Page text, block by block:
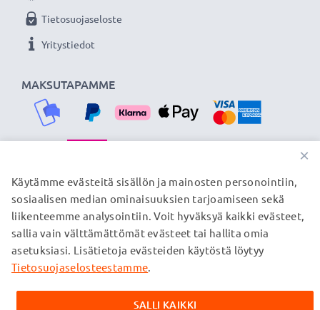
MAKSUTAPAMME
Tietosuojaseloste
Yritystiedot
TOIMITUSKUMPPANIMME
© subtel.fi 2026
Kaikki hinnat sisältävät arvonlisäveron, mutta ei
toimituskuluja. Kaikki sivuillamme mainitut tavaramerkit ovat
verkkosivuillamme ainoastaan tuotteitamme koskevan
×
Käytämme evästeitä sisällön ja mainosten personointiin,
sosiaalisen median ominaisuuksien tarjoamiseen sekä
liikenteemme analysointiin. Voit hyväksyä kaikki evästeet,
sallia vain välttämättömät evästeet tai hallita omia
asetuksiasi. Lisätietoja evästeiden käytöstä löytyy
Tietosuojaselosteestamme.
SALLI KAIKKI